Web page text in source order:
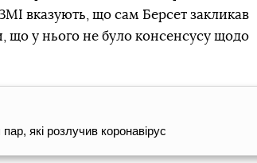
вказують, що сам Берсет закликав
що у нього не було консенсусу щодо
які розлучив коронавірус